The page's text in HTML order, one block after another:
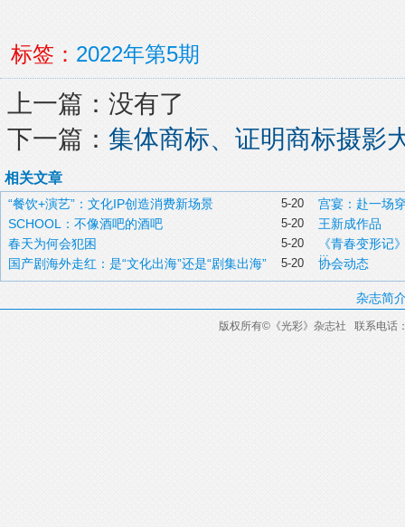
标签： 2022年第5期
上一篇：没有了
下一篇： 集体商标、证明商标摄影
相关文章
5-20
“餐饮+演艺”：文化IP创造消费新场景 宫宴：赴一场
5-20
SCHOOL：不像酒吧的酒吧 王新成作品
5-20
春天为何会犯困 《青春变形记
学
5-20
国产剧海外走红：是“文化出海”还是“剧集出海” 协会动态
杂志简
版权所有©《光彩》杂志社 联系电话